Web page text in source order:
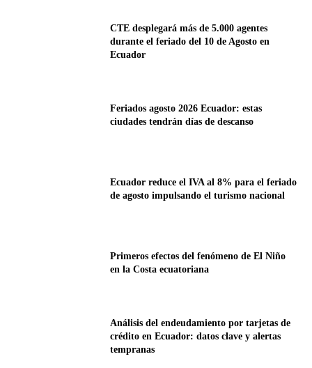
CTE desplegará más de 5.000 agentes
durante el feriado del 10 de Agosto en
Ecuador
Feriados agosto 2026 Ecuador: estas
ciudades tendrán días de descanso
Ecuador reduce el IVA al 8% para el feriado
de agosto impulsando el turismo nacional
Primeros efectos del fenómeno de El Niño
en la Costa ecuatoriana
Análisis del endeudamiento por tarjetas de
crédito en Ecuador: datos clave y alertas
tempranas